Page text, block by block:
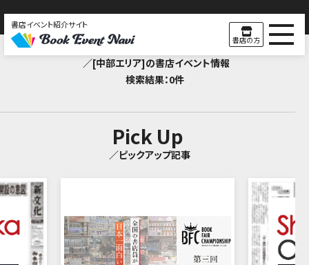
書店イベント紹介サイト
書店の方
Search Result
／[中部エリア]の書店イベント情報
検索結果：0件
Pick Up
／ピックアップ記事